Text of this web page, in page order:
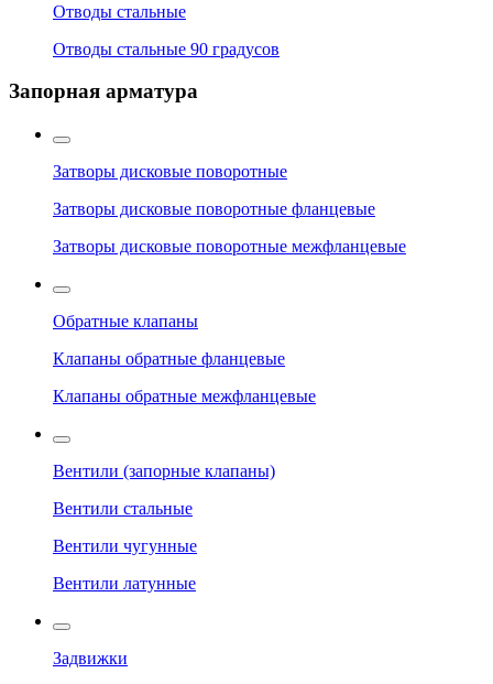
Отводы стальные
Отводы стальные 90 градусов
Запорная арматура
Затворы дисковые поворотные
Затворы дисковые поворотные фланцевые
Затворы дисковые поворотные межфланцевые
Обратные клапаны
Клапаны обратные фланцевые
Клапаны обратные межфланцевые
Вентили (запорные клапаны)
Вентили стальные
Вентили чугунные
Вентили латунные
Задвижки